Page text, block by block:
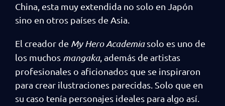
China, esta muy extendida no solo en Japón
sino en otros países de Asia.
El creador de My Hero Academiasolo es uno de
los muchos mangaka, además de artistas
profesionales o aficionados que se inspiraron
para crear ilustraciones parecidas. Solo que en
su caso tenía personajes ideales para algo así.